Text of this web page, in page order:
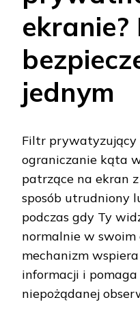
jednym
Filtr prywatyzujący
ograniczanie kąta
patrzące na ekran
sposób utrudniony
podczas gdy Ty
normalnie w
mechanizm
informacji i
niepożądanej